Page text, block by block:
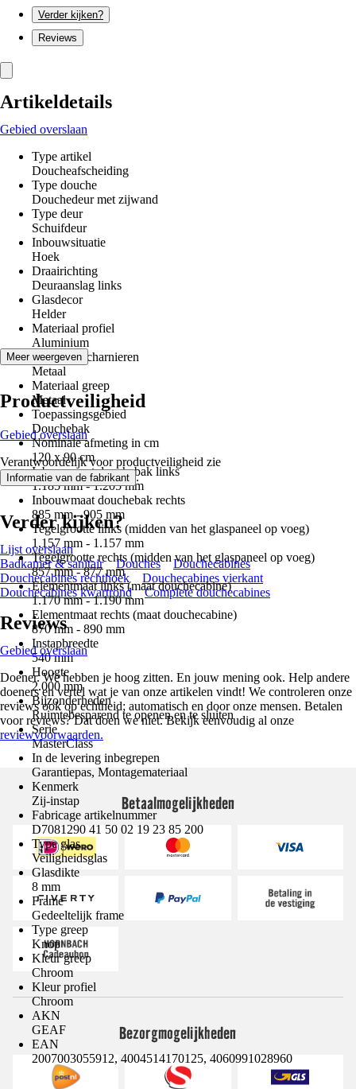
Verder kijken?
Reviews
Artikeldetails
Gebied overslaan
Type artikel
Doucheafscheiding
Type douche
Douchedeur met zijwand
Type deur
Schuifdeur
Inbouwsituatie
Hoek
Draairichting
Deuraanslag links
Glasdecor
Helder
Materiaal profiel
Aluminium
Materiaal scharnieren
Metaal
Materiaal greep
Metaal
Toepassingsgebied
Douchebak
Nominale afmeting in cm
120 x 90 cm
Inbouwmaat douchebak links
1.185 mm - 1.205 mm
Inbouwmaat douchebak rechts
885 mm - 905 mm
Tegelgrootte links (midden van het glaspaneel op voeg)
1.157 mm - 1.157 mm
Tegelgrootte rechts (midden van het glaspaneel op voeg)
857 mm - 877 mm
Elementmaat links (maat douchecabine)
1.170 mm - 1.190 mm
Elementmaat rechts (maat douchecabine)
870 mm - 890 mm
Instapbreedte
540 mm
Hoogte
2.000 mm
Bijzonderheden
Ruimtebesparend te openen en te sluiten
Serie
MasterClass
In de levering inbegrepen
Garantiepas, Montagemateriaal
Kenmerk
Zij-instap
Fabricage artikelnummer
D7081290 41 50 02 19 23 85 200
Type glas
Veiligheidsglas
Glasdikte
8 mm
Frame
Gedeeltelijk frame
Type greep
Knop
Kleur greep
Chroom
Kleur profiel
Chroom
AKN
GEAF
EAN
2007003055912, 4004514170125, 4060991028960
Meer weergeven
Productveiligheid
Gebied overslaan
Verantwoordelijk voor productveiligheid zie
Informatie van de fabrikant .
Verder kijken?
Lijst overslaan
Badkamer & sanitair
Douches
Douchecabines
Douchecabines rechthoek
Douchecabines vierkant
Douchecabines kwartrond
Complete douchecabines
Reviews
Gebied overslaan
Doener. We hebben je hoog zitten. En jouw mening ook. Help andere
doeners en vertel wat je van onze artikelen vindt! We controleren onze
reviews ook op echtheid; automatisch en door onze mensen. Betalen
voor reviews? Dat doen we niet. Bekijk eenvoudig al onze
reviewvoorwaarden.
Betaalmogelijkheden
Bezorgmogelijkheden